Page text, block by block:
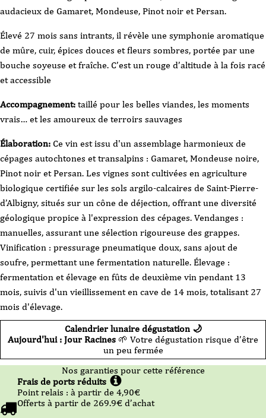
audacieux de Gamaret, Mondeuse, Pinot noir et Persan.
Élevé 27 mois sans intrants, il révèle une symphonie aromatique
de mûre, cuir, épices douces et fleurs sombres, portée par une
bouche soyeuse et fraîche. C’est un rouge d’altitude à la fois racé
et accessible
Accompagnement: taillé pour les belles viandes, les moments
vrais… et les amoureux de terroirs sauvages
Élaboration: Ce vin est issu d'un assemblage harmonieux de
cépages autochtones et transalpins : Gamaret, Mondeuse noire,
Pinot noir et Persan. Les vignes sont cultivées en agriculture
biologique certifiée sur les sols argilo-calcaires de Saint-Pierre-
d’Albigny, situés sur un cône de déjection, offrant une diversité
géologique propice à l'expression des cépages. Vendanges :
manuelles, assurant une sélection rigoureuse des grappes.
Vinification : pressurage pneumatique doux, sans ajout de
soufre, permettant une fermentation naturelle. Élevage :
fermentation et élevage en fûts de deuxième vin pendant 13
mois, suivis d'un vieillissement en cave de 14 mois, totalisant 27
mois d'élevage.
Calendrier lunaire dégustation 🌙
Aujourd'hui : Jour Racines 🌱 Votre dégustation risque d’être
un peu fermée
Par
delà
les
Savoie
2023
75cl
Nos garanties pour cette référence
Frais de ports réduits
Point relais : à partir de 4,90€
Offerts à partir de 269.9€ d’achat